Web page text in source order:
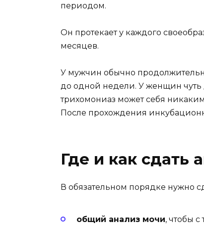
периодом.
Он протекает у каждого
месяцев.
У мужчин обычно
до одной недели. У женщин чуть
трихомониаз может себя
После прохождения
Где и как сдать
В обязательном порядке нужно
общий анализ мочи, чтобы